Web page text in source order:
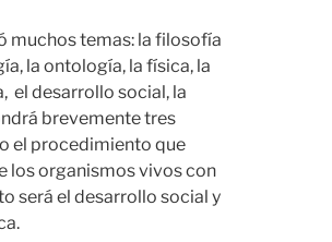
muchos temas: la filosofía
la ontología, la física, la
el desarrollo social, la
brevemente tres
el procedimiento que
los organismos vivos con
será el desarrollo social y